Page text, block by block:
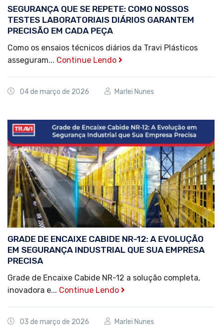
SEGURANÇA QUE SE REPETE: COMO NOSSOS
TESTES LABORATORIAIS DIÁRIOS GARANTEM
PRECISÃO EM CADA PEÇA
Como os ensaios técnicos diários da Travi Plásticos
asseguram... Continue Lendo
04 de março de 2026 Marlei Nunes
GRADE DE ENCAIXE CABIDE NR-12: A EVOLUÇÃO
EM SEGURANÇA INDUSTRIAL QUE SUA EMPRESA
PRECISA
Grade de Encaixe Cabide NR-12 a solução completa,
inovadora e... Continue Lendo
03 de março de 2026 Marlei Nunes